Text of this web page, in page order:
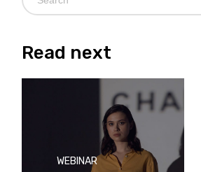
Read next
WEBINAR